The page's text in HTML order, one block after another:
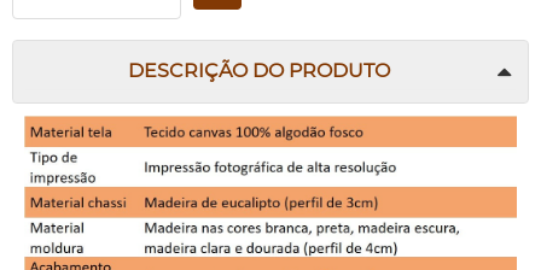
DESCRIÇÃO DO PRODUTO